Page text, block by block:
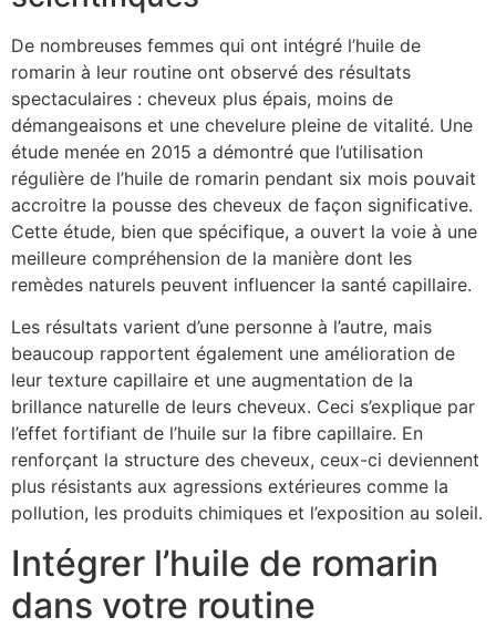
De nombreuses femmes qui ont intégré l’huile de
romarin à leur routine ont observé des résultats
spectaculaires : cheveux plus épais, moins de
démangeaisons et une chevelure pleine de vitalité. Une
étude menée en 2015 a démontré que l’utilisation
régulière de l’huile de romarin pendant six mois pouvait
accroitre la pousse des cheveux de façon significative.
Cette étude, bien que spécifique, a ouvert la voie à une
meilleure compréhension de la manière dont les
remèdes naturels peuvent influencer la santé capillaire.
Les résultats varient d’une personne à l’autre, mais
beaucoup rapportent également une amélioration de
leur texture capillaire et une augmentation de la
brillance naturelle de leurs cheveux. Ceci s’explique par
l’effet fortifiant de l’huile sur la fibre capillaire. En
renforçant la structure des cheveux, ceux-ci deviennent
plus résistants aux agressions extérieures comme la
pollution, les produits chimiques et l’exposition au soleil.
Intégrer l’huile de romarin
dans votre routine